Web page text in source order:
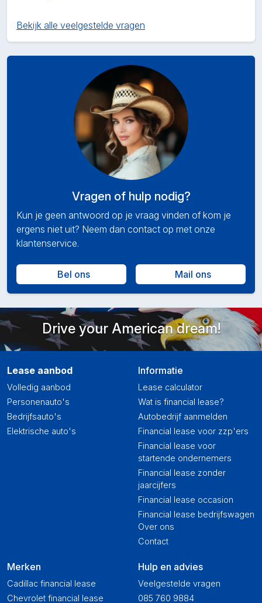
Bekijk alle veelgestelde vragen
Vragen of hulp nodig?
Kun je geen antwoord op je vraag vinden of kom je
ergens niet uit? Neem dan contact op met onze
klantenservice.
Bel ons Mail ons
Drive your American dream!
Lease aanbod
Volledig aanbod
Personenauto's
Bedrijfsauto's
Elektrische auto's
Merken
Cadillac financial lease
Chevrolet financial lease
Informatie
Lease calculator
Wat is financial lease?
Autobedrijf aanmelden
Financial lease voor zzp'ers
Financial lease voor
startende ondernemers
Financial lease zonder
jaarcijfers
Financial lease occasion
Financial lease bedrijfswagen
Over ons
Contact
Hulp en advies
Veelgestelde vragen
085 760 9884